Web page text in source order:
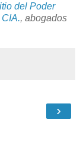
del Poder
, abogados
›